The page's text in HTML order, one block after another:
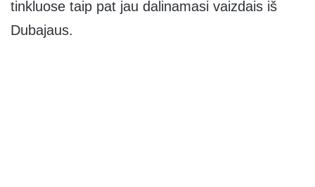
tinkluose taip pat jau dalinamasi vaizdais iš
Dubajaus.